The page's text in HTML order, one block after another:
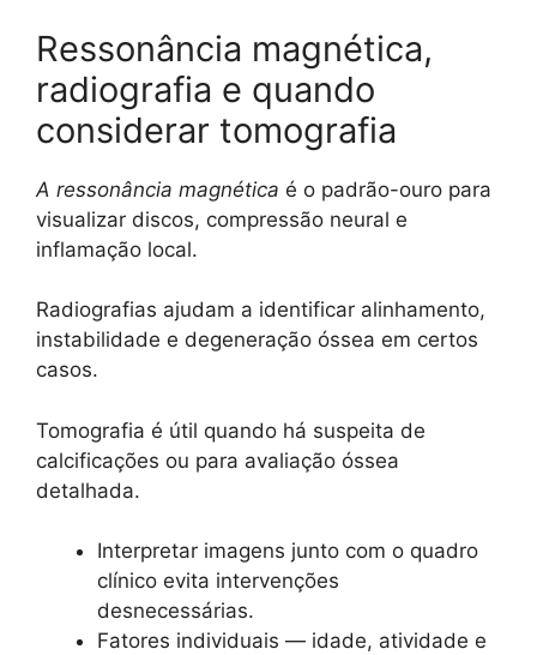
Ressonância magnética,
radiografia e quando
considerar tomografia
A ressonância magnética é o padrão-ouro para
visualizar discos, compressão neural e
inflamação local.
Radiografias ajudam a identificar alinhamento,
instabilidade e degeneração óssea em certos
casos.
Tomografia é útil quando há suspeita de
calcificações ou para avaliação óssea
detalhada.
Interpretar imagens junto com o quadro
clínico evita intervenções
desnecessárias.
Fatores individuais — idade, atividade e